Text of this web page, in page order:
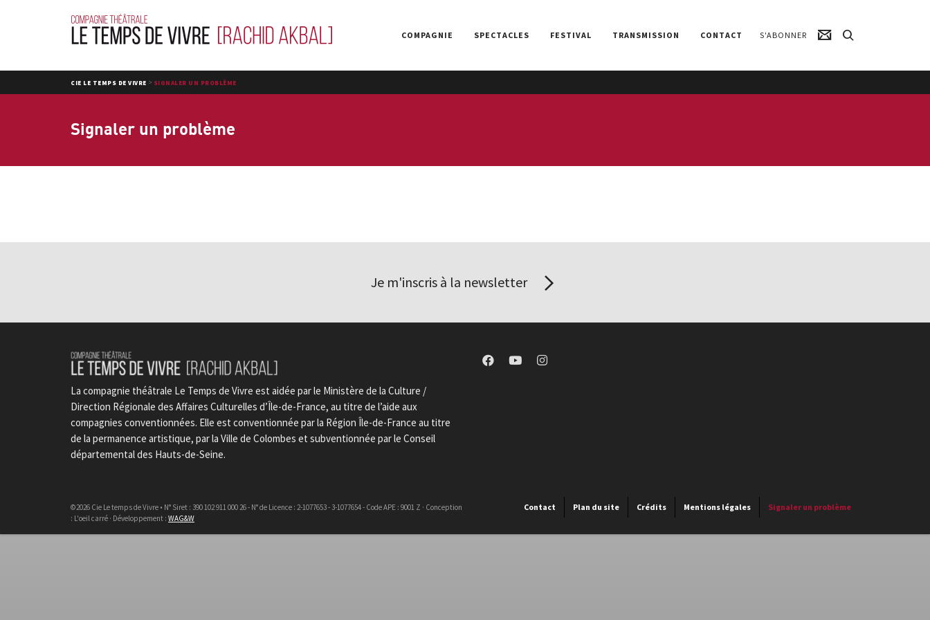
COMPAGNIE SPECTACLES FESTIVAL TRANSMISSION CONTACT S'ABONNER
CIE LE TEMPS DE VIVRE > SIGNALER UN PROBLÈME
Signaler un problème
Je m'inscris à la newsletter
La compagnie théâtrale Le Temps de Vivre est aidée par le Ministère de la Culture /
Direction Régionale des Affaires Culturelles d’Île-de-France, au titre de l’aide aux
compagnies conventionnées. Elle est conventionnée par la Région Île-de-France au titre
de la permanence artistique, par la Ville de Colombes et subventionnée par le Conseil
départemental des Hauts-de-Seine.
©2026 Cie Le temps de Vivre • N° Siret : 390 102 911 000 26 - N° de Licence : 2-1077653 - 3-1077654 - Code APE : 9001 Z · Conception
: L'oeil carré · Développement : WAG&W
Contact Plan du site Crédits Mentions légales Signaler un problème